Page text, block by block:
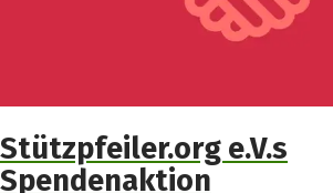
Stützpfeiler.org e.V.s
Spendenaktion